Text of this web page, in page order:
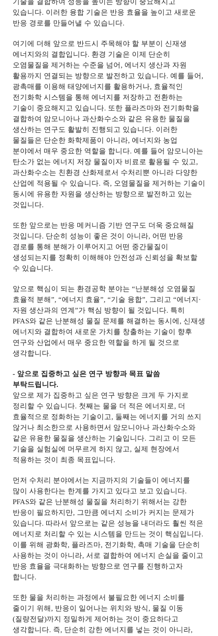
있습니다. 이러한 융합 기술은 반응 효율을 높이고 새로운
반응 경로를 만들어낼 수 있습니다.
여기에 더해 앞으로 반드시 주목해야 할 부분이 신재생
에너지와의 결합입니다. 환경 기술은 이제 단순히
오염물질을 제거하는 수준을 넘어 ,에너지 생산과 자원
활용까지 연결되는 방향으로 발전하고 있습니다.예를 들어 ,
광촉매를 이용해 태양에너지를 활용하거나, 효율적인
전기화학 시스템을 통해 에너지를 저장하고 전환하는
기술이 중요해지고 있습니다. 또한 플라즈마와 전기화학을
결합하여 암모니아나 과산화수소와 같은 유용한 물질을
생산하는 연구도 활발히 진행되고 있습니다. 이러한
물질들은 단순한 화학제품이 아니라, 에너지와 농업
분야에서 매우 중요한 역할을 합니다. 예를 들어 암모니아는
탄소가 없는 에너지 저장 물질이자 비료로 활용될 수 있고,
과산화수소는 친환경 산화제로서 수처리뿐 아니라 다양한
산업에 적용될 수 있습니다. 즉, 오염물질을 제거하는 기술이
동시에 유용한 자원을 생산하는 방향으로 발전하고 있는
것입니다.
또한 앞으로는 반응 메커니즘 기반 연구도 더욱 중요해질
것입니다. 단순히 성능이 좋은 것이 아니라, 어떤 반응
경로를 통해 분해가 이루어지고 어떤 중간물질이
생성되는지를 정확히 이해해야 안전성과 신뢰성을 확보할
수 있습니다.
앞으로 핵심이 되는 환경공학 분야는“난분해성 오염물질
효율적 분해”, “에너지 효율”, “기술 융합”, 그리고“에너지 ·
자원 생산과의 연계”가 핵심 방향이 될 것입니다. 특히
PFAS와 같은 난분해성 물질 문제를 해결하는 동시에 , 신재생
에너지와 결합하여 새로운 가치를 창출하는 기술이 향후
연구와 산업에서 매우 중요한 역할을 하게 될 것으로
생각합니다.
- 앞으로 집중하고 싶은 연구 방향과 목표 말씀
부탁드립니다.
앞으로 제가 집중하고 싶은 연구 방향은 크게 두 가지로
정리할 수 있습니다. 첫째는 물을 더 적은 에너지로, 더
효율적으로 정화하는 기술이고, 둘째는 에너지를 거의 쓰지
않거나 최소한으로 사용하면서 암모니아나 과산화수소와
같은 유용한 물질을 생산하는 기술입니다. 그리고 이 모든
기술을 실험실에 머무르게 하지 않고, 실제 현장에서
적용하는 것이 최종 목표입니다.
먼저 수처리 분야에서는 지금까지의 기술들이 에너지를
많이 사용한다는 한계를 가지고 있다고 보고 있습니다.
PFAS와 같은 난분해성 물질을 처리하기 위해서는 강한
반응이 필요하지만, 그만큼 에너지 소비가 커지는 문제가
있습니다. 따라서 앞으로는 같은 성능을 내더라도 훨씬 적은
에너지로 처리할 수 있는 시스템을 만드는 것이 핵심입니다.
이를 위해 광화학, 플라즈마, 전기화학, 촉매 기술을 단순히
사용하는 것이 아니라, 서로 결합하여 에너지 손실을 줄이고
반응 효율을 극대화하는 방향으로 연구를 진행하고자
합니다.
또한 물을 처리하는 과정에서 불필요한 에너지 소비를
줄이기 위해 , 반응이 일어나는 위치와 방식, 물질 이동
(질량전달)까지 정밀하게 제어하는 것이 중요하다고
생각합니다. 즉, 단순히 강한 에너지를 넣는 것이 아니라,